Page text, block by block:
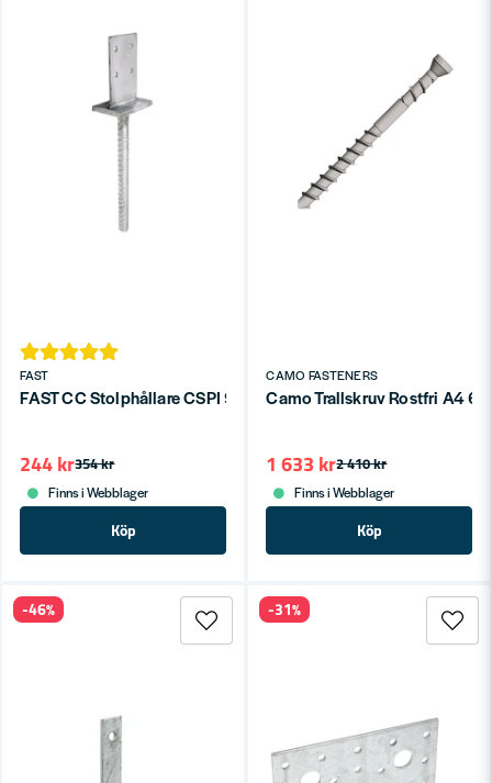
FAST
FAST CC Stolphållare CSPI 90x70x110 CE
354 kr
244 kr
Finns i Webblager
Köp
CAMO FASTENERS
Camo Trallskruv Rostfri A4
2 410 kr
1 633 kr
Finns i Webblager
Köp
-46% -31%